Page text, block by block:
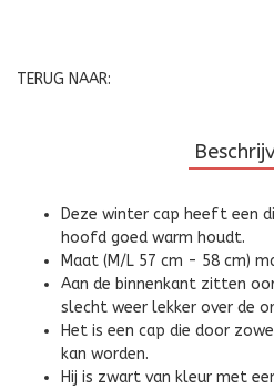
TERUG NAAR:
Deze winter cap heeft een
hoofd goed warm houdt.
Maat (M/L 57 cm - 58 cm)
Aan de binnenkant zitten
slecht weer lekker over de
Het is een cap die door
kan worden.
Hij is zwart van kleur met